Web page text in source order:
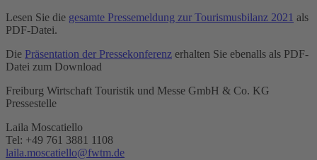
Lesen Sie die gesamte Pressemeldung zur Tourismusbilanz 2021 als
PDF-Datei.
Die Präsentation der Pressekonferenz erhalten Sie ebenalls als PDF-
Datei zum Download
Freiburg Wirtschaft Touristik und Messe GmbH & Co. KG
Pressestelle
Laila Moscatiello
Tel: +49 761 3881 1108
laila.moscatiello@fwtm.de